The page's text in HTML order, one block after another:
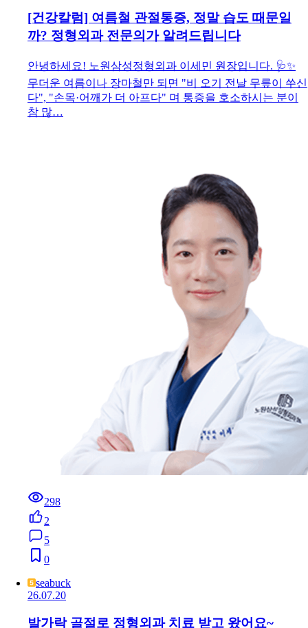
[건강칼럼] 여름철 관절통증, 정말 습도 때문일
까? 정형외과 전문의가 알려드립니다
안녕하세요! 노원삼성정형외과 이세민 원장입니다. 🩺✨
무더운 여름이나 장마철만 되면 "비 오기 전날 무릎이 쑤신
다", "손목·어깨가 더 아프다" 며 통증을 호소하시는 분이
참 많…
298
2
5
0
seabuck
26.07.20
발가락 골절로 정형외과 치료 받고 왔어요~